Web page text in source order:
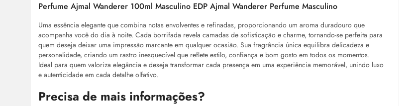
Perfume Ajmal Wanderer 100ml Masculino EDP Ajmal Wanderer Perfume Masculino
Uma essência elegante que combina notas envolventes e refinadas, proporcionando um aroma duradouro que
acompanha você do dia à noite. Cada borrifada revela camadas de sofisticação e charme, tornando-se perfeita para
quem deseja deixar uma impressão marcante em qualquer ocasião. Sua fragrância única equilibra delicadeza e
personalidade, criando um rastro inesquecível que reflete estilo, confiança e bom gosto em todos os momentos.
Ideal para quem valoriza elegância e deseja transformar cada presença em uma experiência memorável, unindo luxo
e autenticidade em cada detalhe olfativo.
Precisa de mais informações?